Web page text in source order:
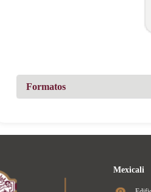
Formatos
Mexicali